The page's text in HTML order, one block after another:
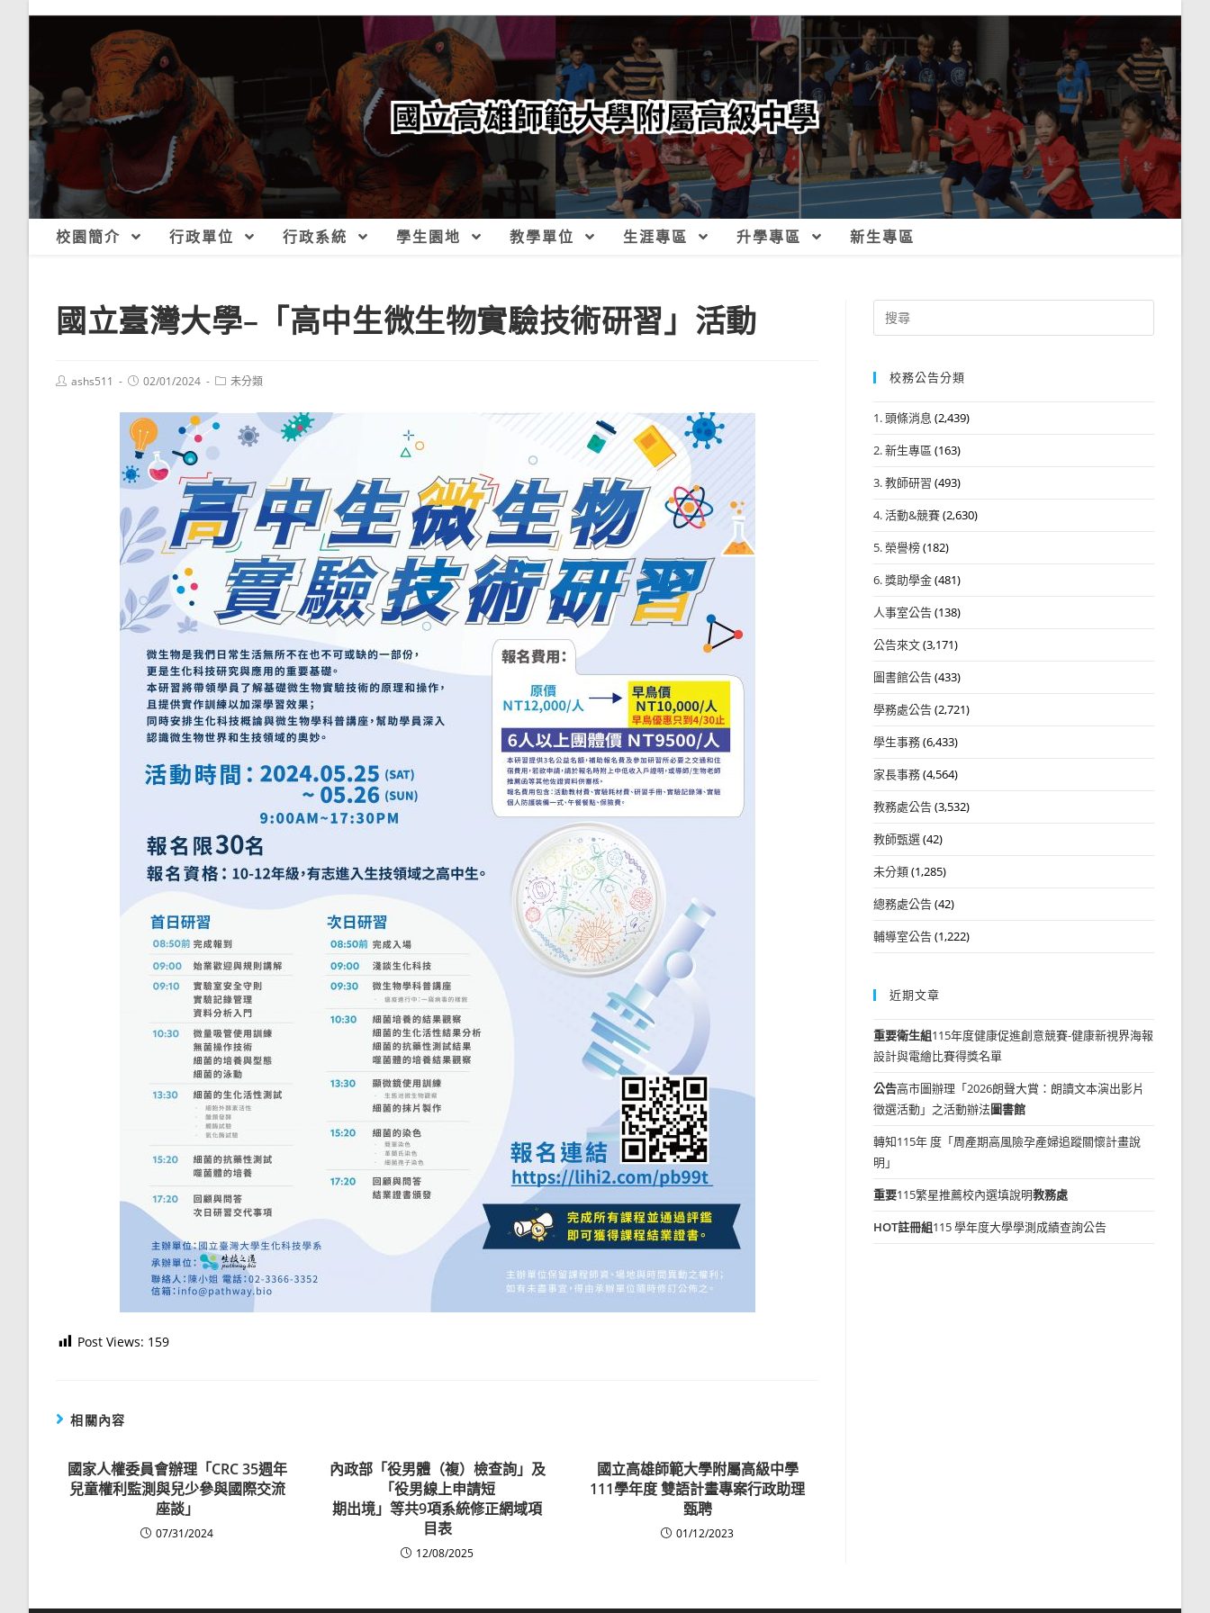
校園簡介 行政單位 行政系統 學生園地 教學單位 生涯專區 升學專區 新生專區
國立臺灣大學–「高中生微生物實驗技術研習」活動
Postashs511
Post02/01/2024
Post未分類
Post Views: 159
相關內容
國家人權委員會辦理「CRC 35週年
兒童權利監測與兒少參與國際交流
座談」
07/31/2024
內政部「役男體（複）檢查詢」及
「役男線上申請短
期出境」等共9項系統修正網域項
目表
12/08/2025
國立高雄師範大學附屬高級中學
111學年度 雙語計畫專案行政助理
甄聘
01/12/2023
Search
for:
校務公告分類
1. 頭條消息 (2,439)
2. 新生專區 (163)
3. 教師研習 (493)
4. 活動&競賽(2,630)
5. 榮譽榜(182)
6. 獎助學金(481)
人事室公告(138)
公告來文(3,171)
圖書館公告(433)
學務處公告(2,721)
學生事務(6,433)
家長事務(4,564)
教務處公告(3,532)
教師甄選(42)
未分類(1,285)
總務處公告(42)
輔導室公告(1,222)
近期文章
重要衛生組115年度健康促進創意競賽-健康新視界海報
設計與電繪比賽得獎名單
公告高市圖辦理「2026朗聲大賞：朗讀文本演出影片
徵選活動」之活動辦法圖書館
轉知115年 度「周產期高風險孕產婦追蹤關懷計畫說
明」
重要115繁星推薦校內選填說明教務處
HOT註冊組115 學年度大學學測成績查詢公告